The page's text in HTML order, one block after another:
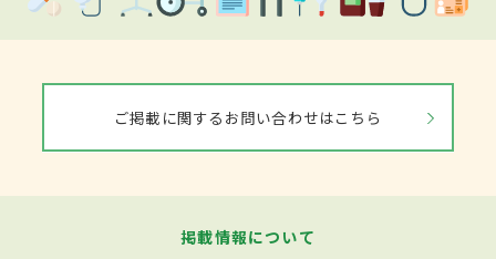
ご掲載に関するお問い合わせはこちら
掲載情報について